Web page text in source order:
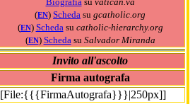
(EN) Scheda su gcatholic.org
(EN) Scheda su catholic-hierarchy.org
(EN) Scheda su Salvador Miranda
Invito all'ascolto
Firma autografa